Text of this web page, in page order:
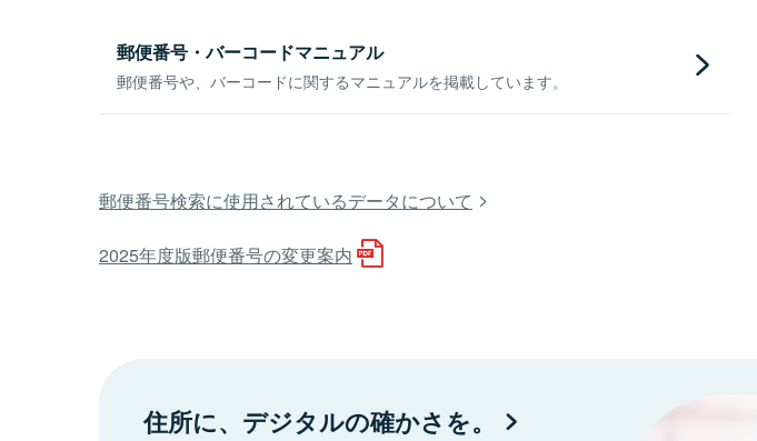
郵便番号・バーコードマニュアル
郵便番号や、バーコードに関するマニュアルを掲載しています。
郵便番号検索に使用されているデータについて
2025年度版郵便番号の変更案内
住所に、デジタルの確かさを。